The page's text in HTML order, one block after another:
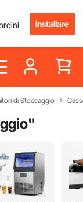
Installare
di Stoccaggio
"